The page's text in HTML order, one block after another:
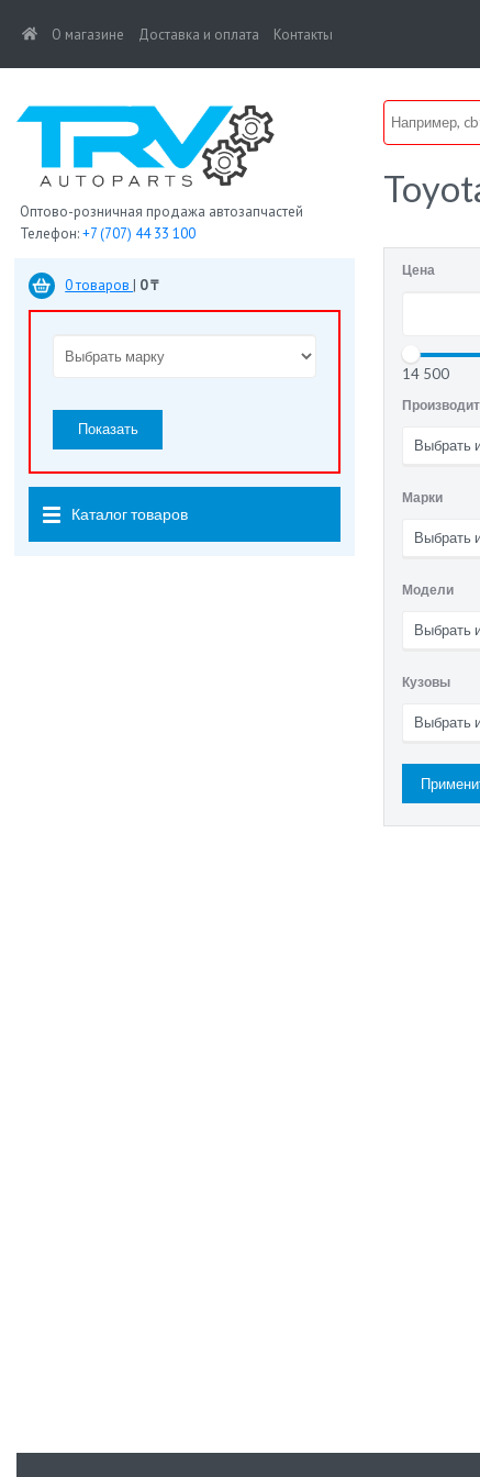
(current)
О магазине Доставка и оплата Контакты
Оптово-розничная продажа автозапчастей
Телефон:+7 (707) 44 33 100
0 товаров | 0 ₸
Показать
Каталог товаров
Цена
14 500
Выбрать
Марки
Выбрать
Модели
Выбрать
Кузовы
Выбрать